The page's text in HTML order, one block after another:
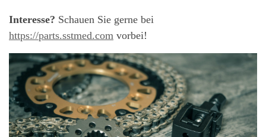
Interesse? Schauen Sie gerne bei
https://parts.sstmed.com vorbei!